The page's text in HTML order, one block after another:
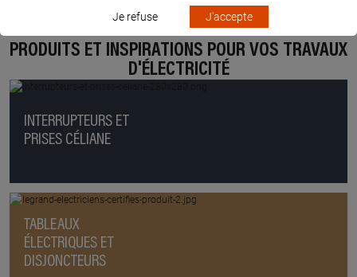
PRODUITS ET INSPIRATIONS POUR VOS TRAVAUX
D'ÉLECTRICITÉ
INTERRUPTEURS ET
PRISES CÉLIANE
TABLEAUX
ÉLECTRIQUES ET
DISJONCTEURS
Je refuse J'accepte